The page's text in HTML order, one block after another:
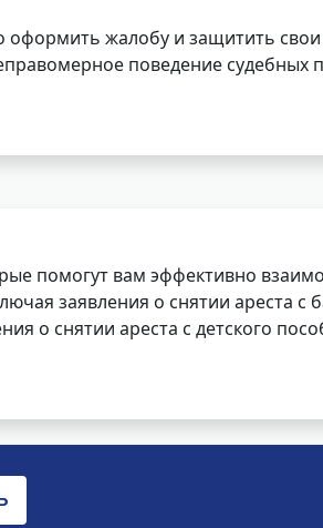
жалобу и защитить
поведение судебных
помогут вам эффективно
заявления о снятии ареста с
о снятии ареста с детского